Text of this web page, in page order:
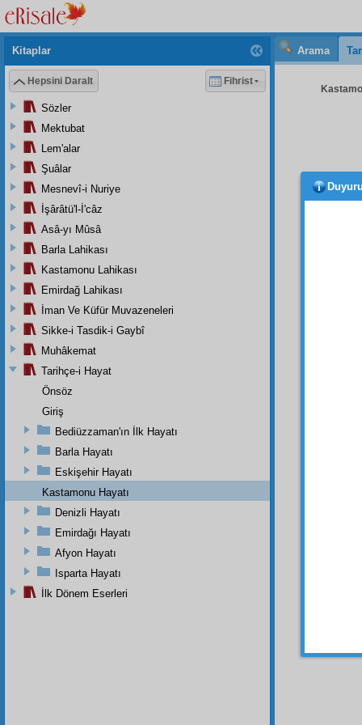
Arama
cinni
"Seni
Kitaplar
Hepsini Daralt Fihrist
Sözler
Mektubat
Lem'alar
Şuâlar
Mesnevî-i Nuriye
İşârâtü'l-İ'câz
Asâ-yı Mûsâ
Barla Lahikası
Kastamonu Lahikası
Emirdağ Lahikası
İman Ve Küfür Muvazeneleri
Sikke-i Tasdik-i Gaybî
Muhâkemat
Tarihçe-i Hayat
Önsöz
Giriş
Bediüzzaman'ın İlk Hayatı
Barla Hayatı
Eskişehir Hayatı
Kastamonu Hayatı
Denizli Hayatı
Emirdağı Hayatı
Afyon Hayatı
Isparta Hayatı
İlk Dönem Eserleri
Duyuru